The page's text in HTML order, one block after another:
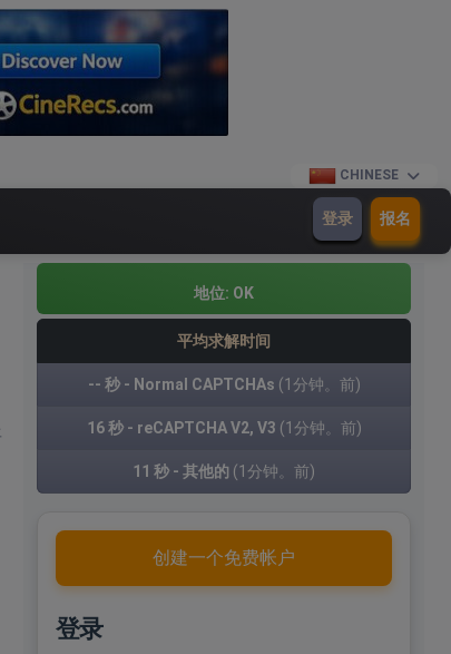
CHINESE
登录 报名
地位: OK
平均求解时间
-- 秒 - Normal CAPTCHAs (1分钟。前)
16 秒 - reCAPTCHA V2, V3 (1分钟。前)
11 秒 - 其他的 (1分钟。前)
创建一个免费帐户
登录